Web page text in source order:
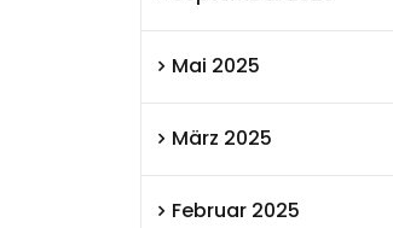
Mai 2025
März 2025
Februar 2025